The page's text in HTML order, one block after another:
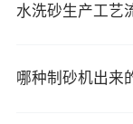
水洗砂生产工艺
哪种制砂机出来